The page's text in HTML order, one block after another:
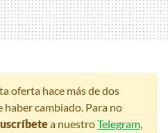
oferta hace más de dos
haber cambiado. Para no
a nuestroTelegram,